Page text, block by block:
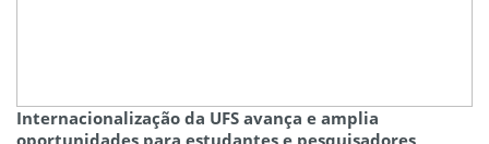
Internacionalização da UFS avança e amplia
oportunidades para estudantes e pesquisadores